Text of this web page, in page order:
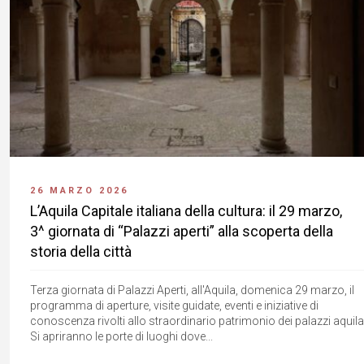
26 MARZO 2026
L’Aquila Capitale italiana della cultura: il 29 marzo,
3^ giornata di “Palazzi aperti” alla scoperta della
storia della città
Terza giornata di Palazzi Aperti, all'Aquila, domenica 29 marzo, il
programma di aperture, visite guidate, eventi e iniziative di
conoscenza rivolti allo straordinario patrimonio dei palazzi
Si apriranno le porte di luoghi dove...